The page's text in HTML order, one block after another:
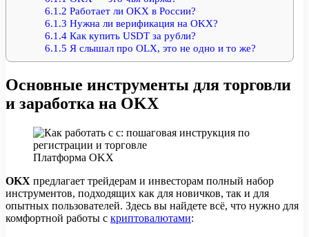
6.1.2 Работает ли OKX в России?
6.1.3 Нужна ли верификация на OKX?
6.1.4Как купить USDT за рубли?
6.1.5 Я слышал про OLX, это не одно и то же?
Основные инструменты для торговли
и заработка на OKX
Платформа OKX
OKX предлагает трейдерам и инвесторам полный набор
инструментов, подходящих как для новичков, так и для
опытных пользователей. Здесь вы найдете всё, что нужно для
комфортной работы с криптовалютами: